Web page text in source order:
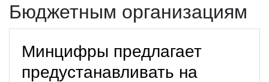
Бюджетным организациям
Минцифры предлагает
предустанавливать на